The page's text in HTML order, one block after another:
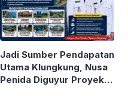
Jadi Sumber Pendapatan
Utama Klungkung, Nusa
Penida Diguyur Proyek